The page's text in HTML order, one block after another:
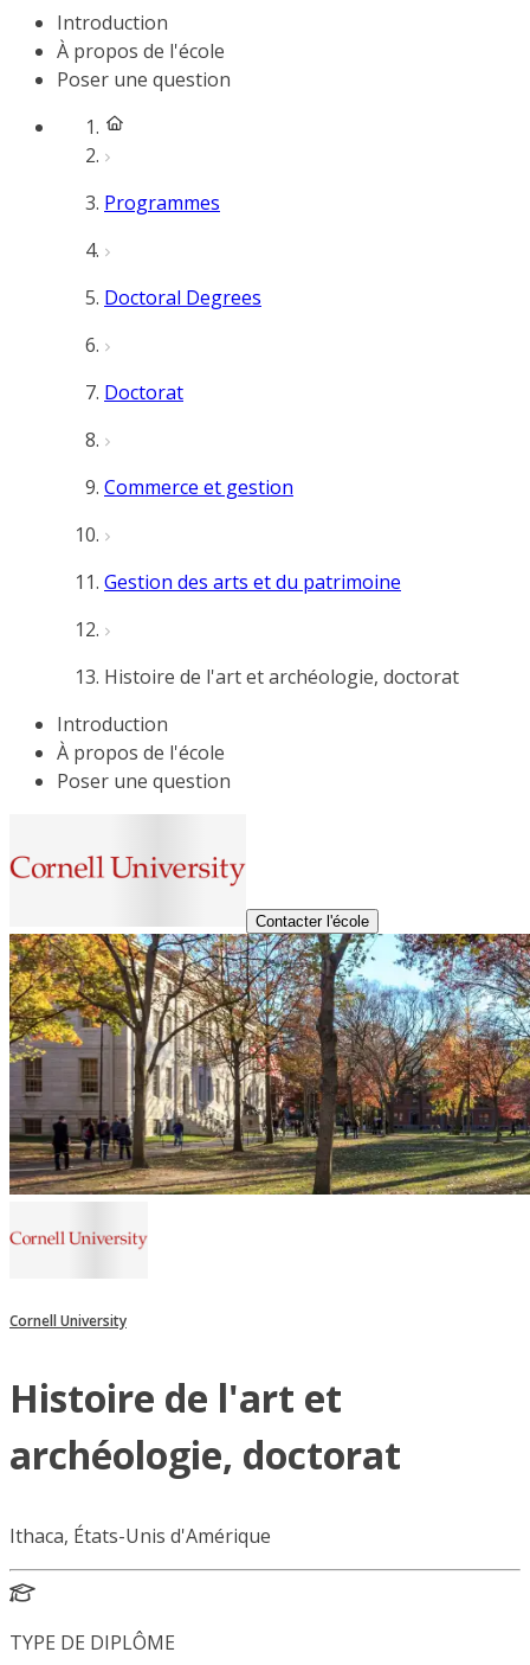
Introduction
À propos de l'école
Poser une question
Programmes
Doctoral Degrees
Doctorat
Commerce et gestion
Gestion des arts et du patrimoine
Histoire de l'art et archéologie, doctorat
Introduction
À propos de l'école
Poser une question
Contacter l'école
Cornell University
Histoire de l'art et
archéologie, doctorat
Ithaca, États-Unis d'Amérique
TYPE DE DIPLÔME